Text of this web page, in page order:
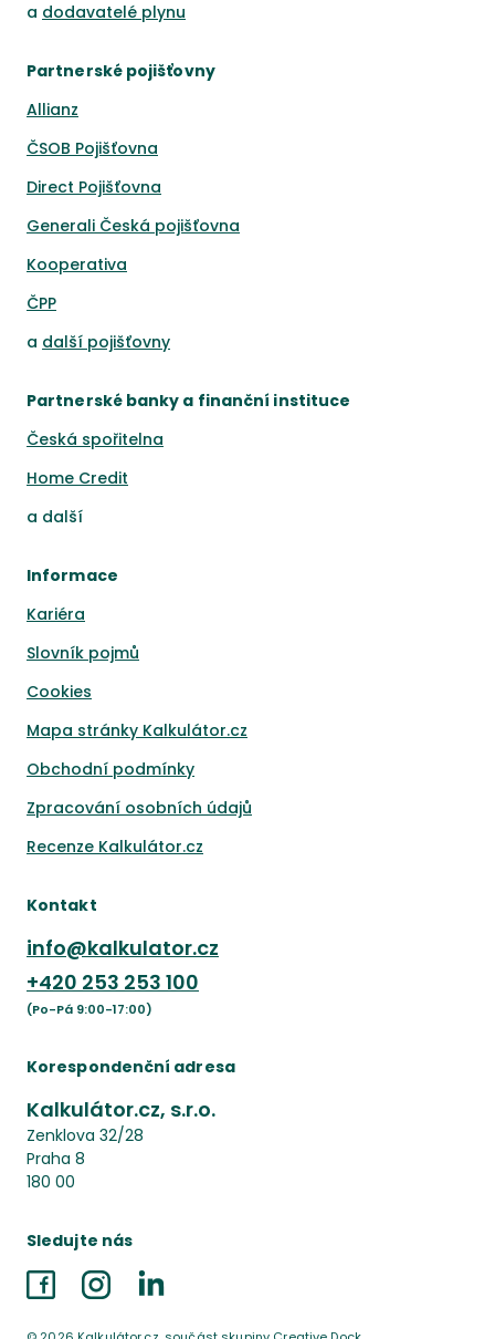
a dodavatelé plynu
Partnerské pojišťovny
Allianz
ČSOB Pojišťovna
Direct Pojišťovna
Generali Česká pojišťovna
Kooperativa
ČPP
a další pojišťovny
Partnerské banky a finanční instituce
Česká spořitelna
Home Credit
a další
Informace
Kariéra
Slovník pojmů
Cookies
Mapa stránky Kalkulátor.cz
Obchodní podmínky
Zpracování osobních údajů
Recenze Kalkulátor.cz
Kontakt
info@kalkulator.cz
+420 253 253 100
(Po-Pá 9:00-17:00)
Korespondenční adresa
Kalkulátor.cz, s.r.o.
Zenklova 32/28
Praha 8
180 00
Sledujte nás
FacebookInstagramLinkedIn